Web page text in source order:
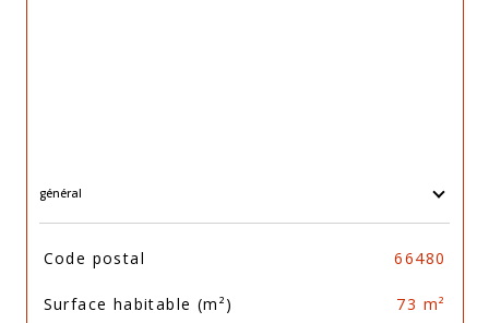
général
TRAD_SIROCCO_Caracteristique
Code postal 66480
Surface habitable (m²) 73 m²